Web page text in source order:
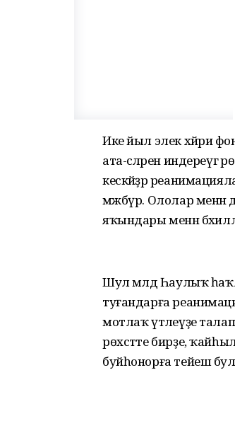
Ике йыл элек хәйриә
ата-әсәләрен
кескәйҙәр
мәжбүр. Ололар менән
яҡындары менән
Шул мәлдә Һаулыҡ
туғандарға
мотлаҡ үтәлеүҙе
рөхсәтте бирҙе,
буйһонорға тейеш